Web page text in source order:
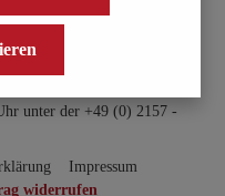
unter der +49 (0) 2157 -
Impressum
widerrufen